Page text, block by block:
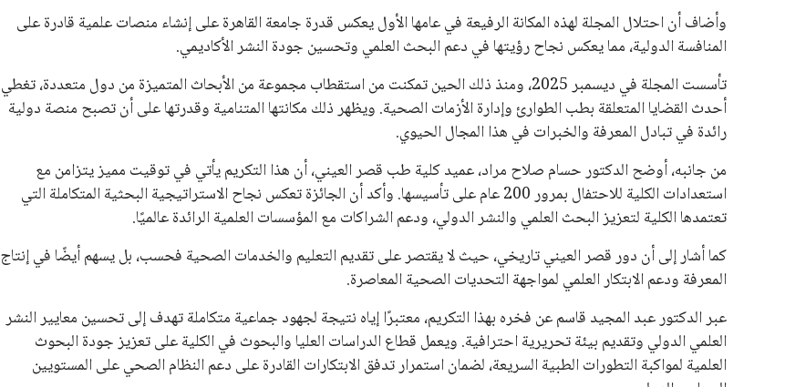
وأضاف أن احتلال المجلة لهذه المكانة الرفيعة في عامها الأول يعكس قدرة جامعة القاهرة على إنشاء منصات علمية قادرة على
المنافسة الدولية، مما يعكس نجاح رؤيتها في دعم البحث العلمي وتحسين جودة النشر الأكاديمي.
تأسست المجلة في ديسمبر 2025، ومنذ ذلك الحين تمكنت من استقطاب مجموعة من الأبحاث المتميزة من دول متعددة، تغطي
أحدث القضايا المتعلقة بطب الطوارئ وإدارة الأزمات الصحية. ويظهر ذلك مكانتها المتنامية وقدرتها على أن تصبح منصة دولية
رائدة في تبادل المعرفة والخبرات في هذا المجال الحيوي.
من جانبه، أوضح الدكتور حسام صلاح مراد، عميد كلية طب قصر العيني، أن هذا التكريم يأتي في توقيت مميز يتزامن مع
استعدادات الكلية للاحتفال بمرور 200 عام على تأسيسها. وأكد أن الجائزة تعكس نجاح الاستراتيجية البحثية المتكاملة التي
تعتمدها الكلية لتعزيز البحث العلمي والنشر الدولي، ودعم الشراكات مع المؤسسات العلمية الرائدة عالميًا.
كما أشار إلى أن دور قصر العيني تاريخي، حيث لا يقتصر على تقديم التعليم والخدمات الصحية فحسب، بل يسهم أيضًا في إنتاج
المعرفة ودعم الابتكار العلمي لمواجهة التحديات الصحية المعاصرة.
عبر الدكتور عبد المجيد قاسم عن فخره بهذا التكريم، معتبرًا إياه نتيجة لجهود جماعية متكاملة تهدف إلى تحسين معايير النشر
العلمي الدولي وتقديم بيئة تحريرية احترافية. ويعمل قطاع الدراسات العليا والبحوث في الكلية على تعزيز جودة البحوث
العلمية لمواكبة التطورات الطبية السريعة، لضمان استمرار تدفق الابتكارات القادرة على دعم النظام الصحي على المستويين